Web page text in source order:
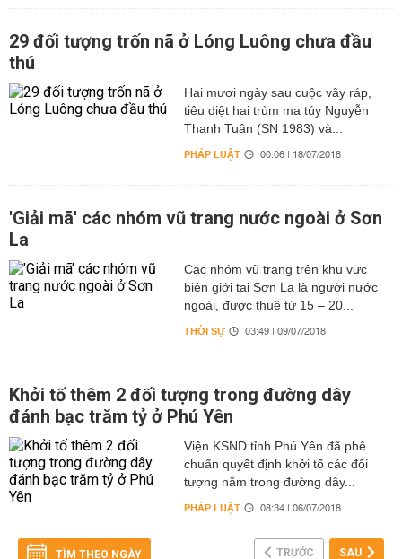
29 đối tượng trốn nã ở Lóng Luông chưa đầu
thú
Hai mươi ngày sau cuộc vây ráp,
tiêu diệt hai trùm ma túy Nguyễn
Thanh Tuân (SN 1983) và...
PHÁP LUẬT 00:06 | 18/07/2018
'Giải mã' các nhóm vũ trang nước ngoài ở Sơn
La
Các nhóm vũ trang trên khu vực
biên giới tại Sơn La là người nước
ngoài, được thuê từ 15 – 20...
THỜI SỰ 03:49 | 09/07/2018
Khởi tố thêm 2 đối tượng trong đường dây
đánh bạc trăm tỷ ở Phú Yên
Viện KSND tỉnh Phú Yên đã phê
chuẩn quyết định khởi tố các đối
tượng nằm trong đường dây...
PHÁP LUẬT 08:34 | 06/07/2018
TÌM THEO NGÀY TRƯỚC SAU